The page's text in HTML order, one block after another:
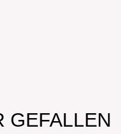
GEFALLEN